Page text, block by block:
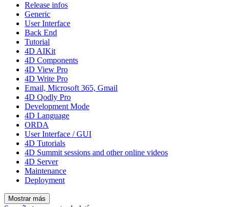
Release infos
Generic
User Interface
Back End
Tutorial
4D AIKit
4D Components
4D View Pro
4D Write Pro
Email, Microsoft 365, Gmail
4D Qodly Pro
Development Mode
4D Language
ORDA
User Interface / GUI
4D Tutorials
4D Summit sessions and other online videos
4D Server
Maintenance
Deployment
Mostrar más